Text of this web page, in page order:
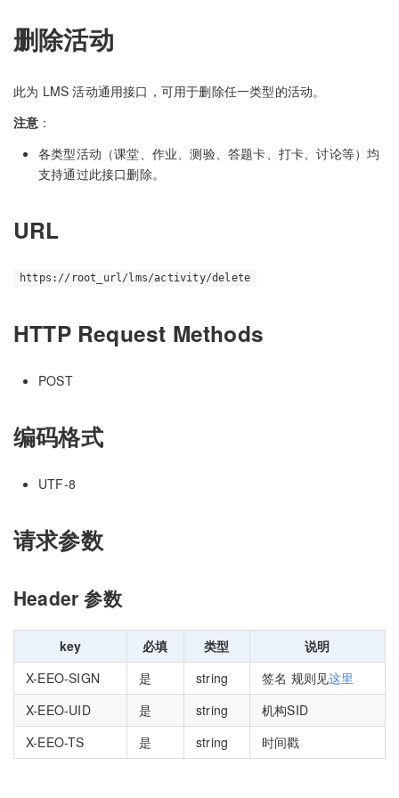
删除活动
此为 LMS 活动通用接口，可用于删除任一类型的活动。
注意 ：
各类型活动（课堂、作业、测验、答题卡、打卡、讨论等）均
支持通过此接口删除。
URL
https://root_url/lms/activity/delete
HTTP Request Methods
POST
编码格式
UTF-8
请求参数
Header 参数
key 必填 类型
说明
X-EEO-SIGN
是 string 签名 规则见这里
X-EEO-UID
是 string
机构SID
X-EEO-TS
是 string 时间戳